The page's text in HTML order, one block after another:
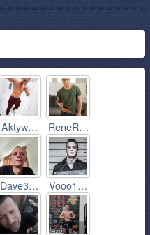
Aktyw… ReneR…
Dave3… Vooo1…